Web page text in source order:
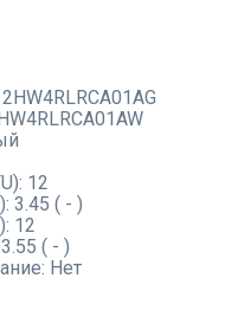
12
3.45 ( - )
12
3.55 ( - )
Нет